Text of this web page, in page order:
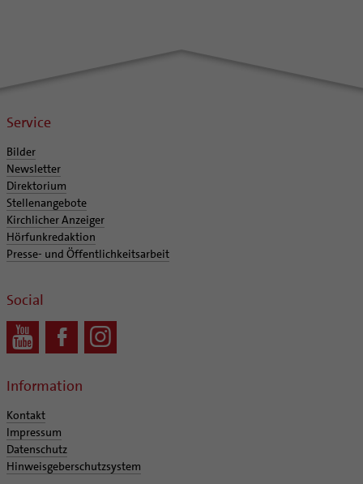
Service
Bilder
Newsletter
Direktorium
Stellenangebote
Kirchlicher Anzeiger
Hörfunkredaktion
Presse- und Öffentlichkeitsarbeit
Social
Information
Kontakt
Impressum
Datenschutz
Hinweisgeberschutzsystem